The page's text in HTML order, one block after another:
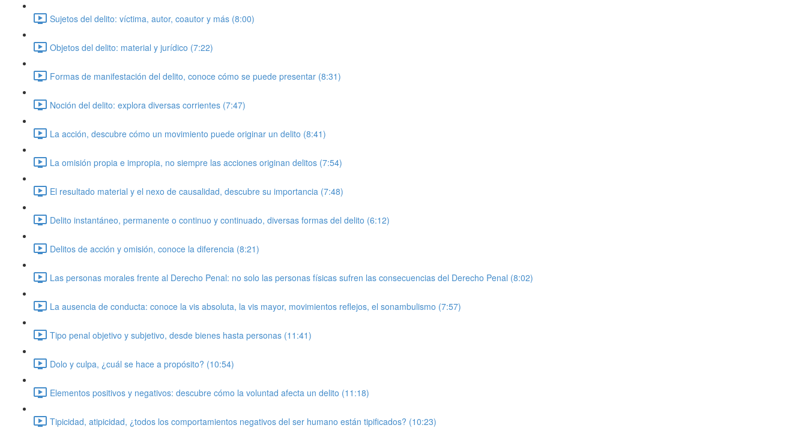
Sujetos del delito: víctima, autor, coautor y más (8:00)
Objetos del delito: material y jurídico (7:22)
Formas de manifestación del delito, conoce cómo se puede presentar (8:31)
Noción del delito: explora diversas corrientes (7:47)
La acción, descubre cómo un movimiento puede originar un delito (8:41)
La omisión propia e impropia, no siempre las acciones originan delitos (7:54)
El resultado material y el nexo de causalidad, descubre su importancia (7:48)
Delito instantáneo, permanente o continuo y continuado, diversas formas del delito (6:12)
Delitos de acción y omisión, conoce la diferencia (8:21)
Las personas morales frente al Derecho Penal: no solo las personas físicas sufren las consecuencias del Derecho Penal (8:02)
La ausencia de conducta: conoce la vis absoluta, la vis mayor, movimientos reflejos, el sonambulismo (7:57)
Tipo penal objetivo y subjetivo, desde bienes hasta personas (11:41)
Dolo y culpa, ¿cuál se hace a propósito? (10:54)
Elementos positivos y negativos: descubre cómo la voluntad afecta un delito (11:18)
Tipicidad, atipicidad, ¿todos los comportamientos negativos del ser humano están tipificados? (10:23)